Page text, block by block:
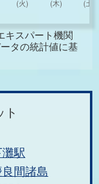
キスパート機関
タの統計値に基
ト
駅
良間諸島